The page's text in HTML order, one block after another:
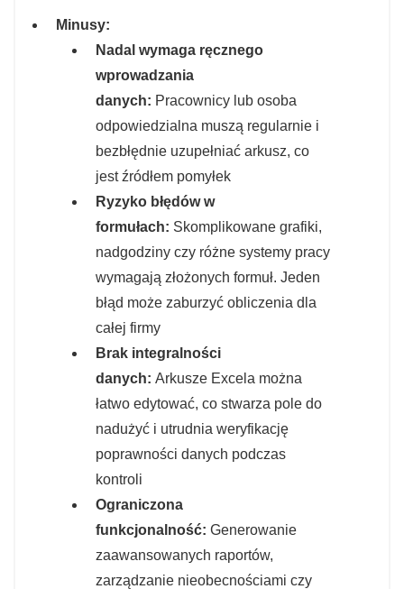
Minusy:
Nadal wymaga ręcznego
wprowadzania
danych: Pracownicy lub osoba
odpowiedzialna muszą regularnie i
bezbłędnie uzupełniać arkusz, co
jest źródłem pomyłek
Ryzyko błędów w
formułach: Skomplikowane grafiki,
nadgodziny czy różne systemy pracy
wymagają złożonych formuł. Jeden
błąd może zaburzyć obliczenia dla
całej firmy
Brak integralności
danych: Arkusze Excela można
łatwo edytować, co stwarza pole do
nadużyć i utrudnia weryfikację
poprawności danych podczas
kontroli
Ograniczona
funkcjonalność: Generowanie
zaawansowanych raportów,
zarządzanie nieobecnościami czy